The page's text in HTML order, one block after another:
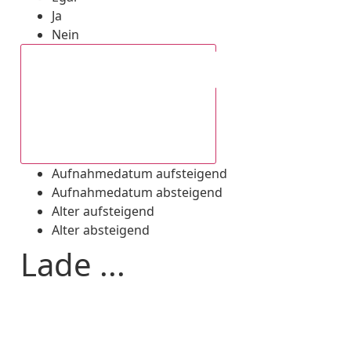
Ja
Nein
Aufnahmedatum aufsteigend
Aufnahmedatum absteigend
Alter aufsteigend
Alter absteigend
Lade ...